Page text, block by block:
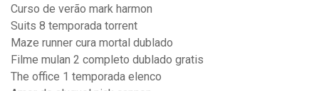
Curso de verão mark harmon
Suits 8 temporada torrent
Maze runner cura mortal dublado
Filme mulan 2 completo dublado gratis
The office 1 temporada elenco